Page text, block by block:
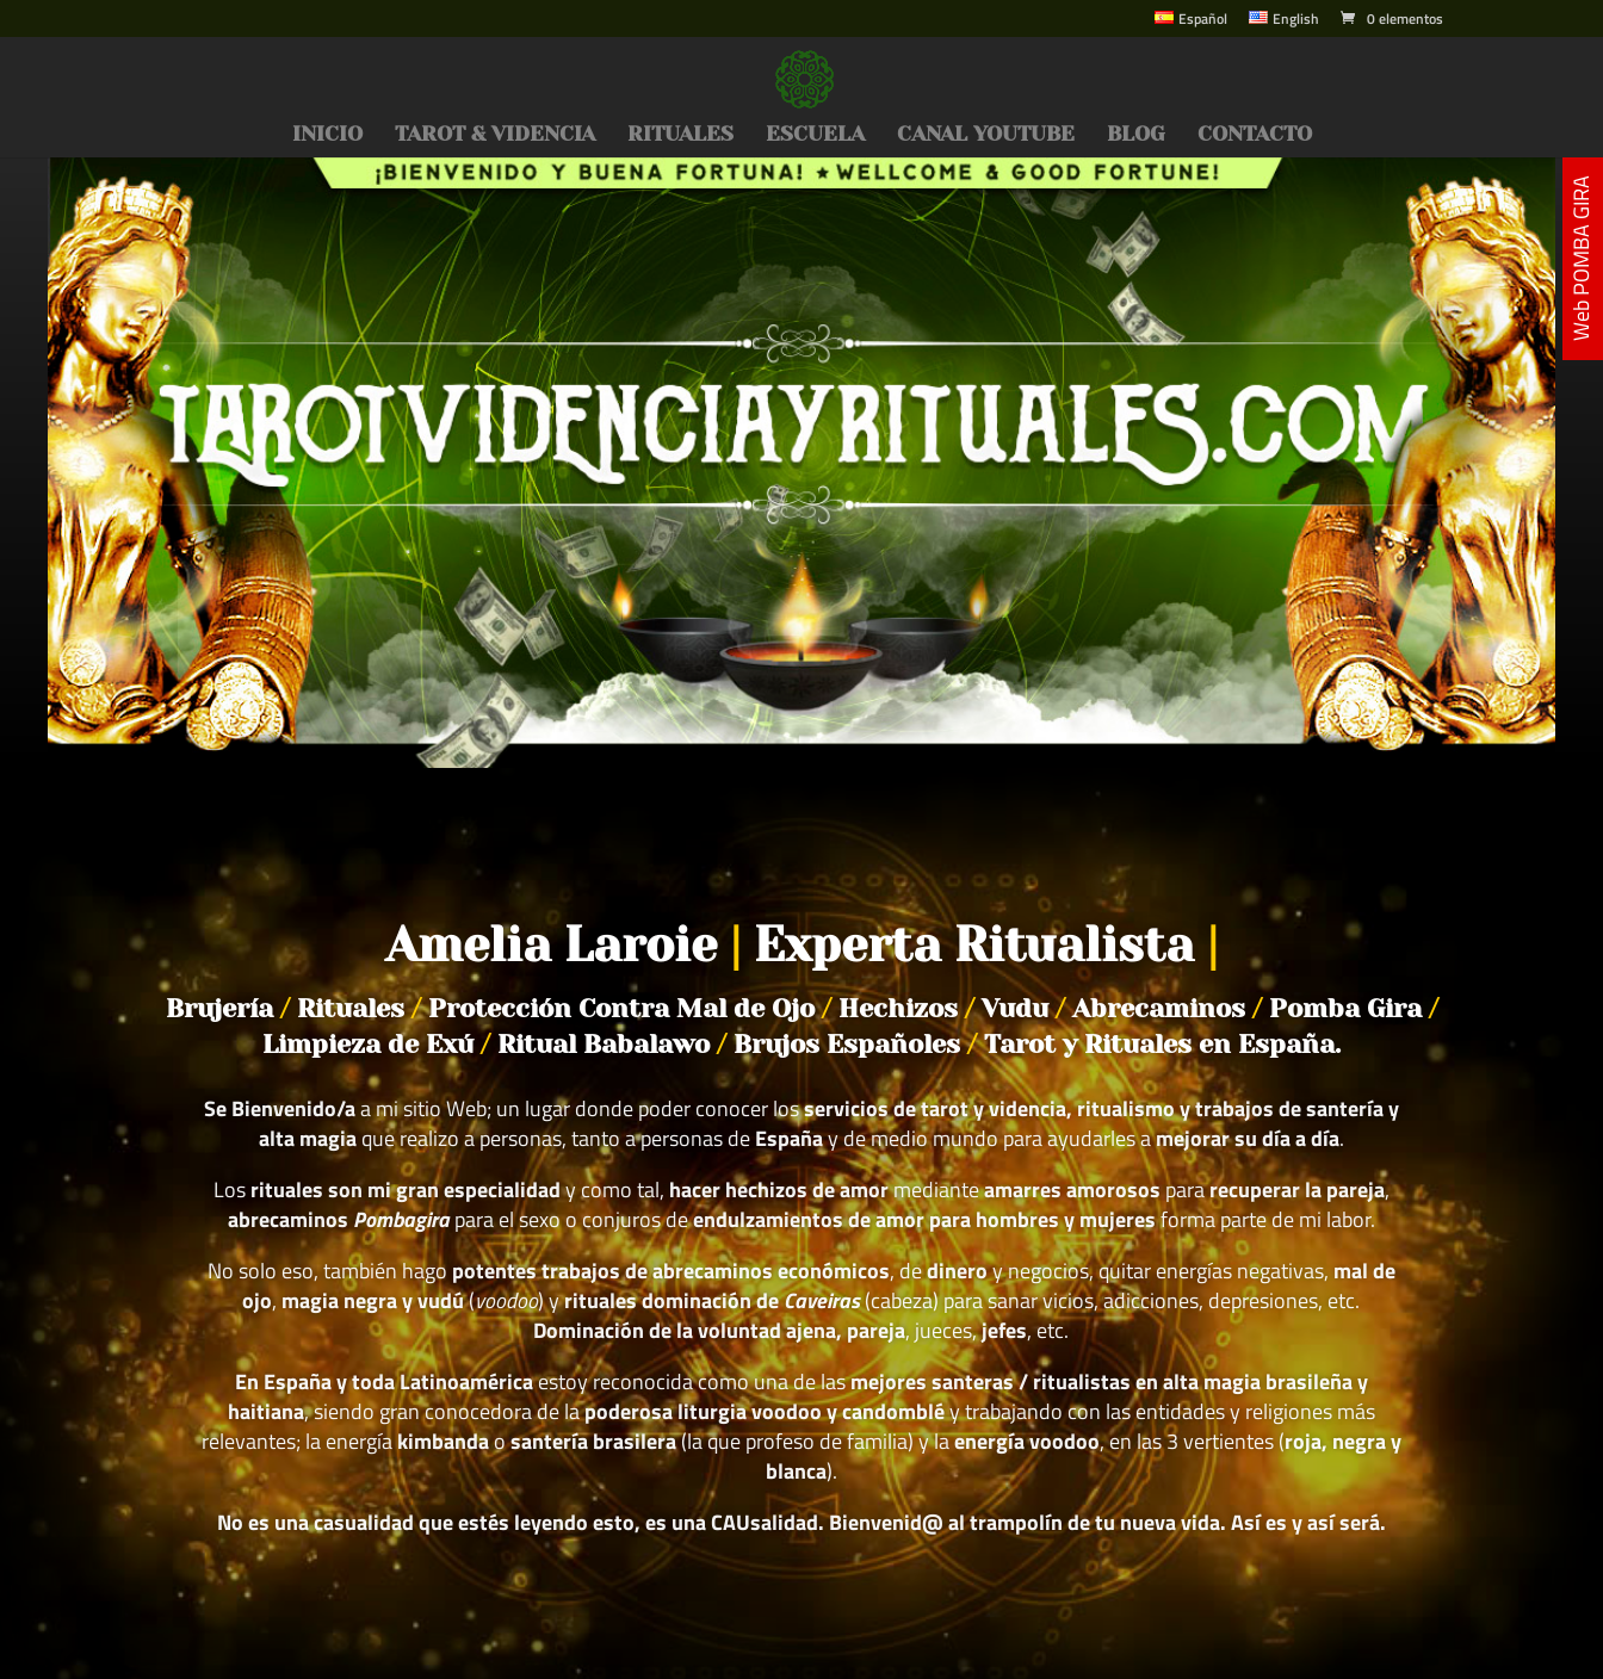
Español English 0 elementos
INICIO TAROT & VIDENCIA RITUALES ESCUELA CANAL YOUTUBE BLOG CONTACTO
Amelia Laroie Experta Ritualista
Brujería /Rituales/Protección Contra Mal de Ojo/Hechizos/Vudu/Abrecaminos /Pomba Gira /
Limpieza de Exú /Ritual Babalawo /Brujos Españoles/Tarot y Rituales en España.
Se Bienvenido/aa mi sitio Web; un lugar donde poder conocer losservicios de tarot y videncia, ritualismo y trabajos de santería y
alta magiaque realizo a personas, tanto a personas deEspañay de medio mundo para ayudarles amejorar su día a día.
Losrituales son mi gran especialidady como tal, hacer hechizos de amormedianteamarres amorosospararecuperar la pareja,
abrecaminos Pombagirapara el sexo o conjuros deendulzamientos de amor para hombres y mujeresforma parte de mi labor.
No solo eso, también hago potentes trabajos de abrecaminos económicos, dedineroy negocios, quitar energías negativas, mal de
ojo, magia negra y vudú(voodoo) yrituales dominación deCaveiras(cabeza) para sanar vicios, adicciones, depresiones, etc.
Dominación de la voluntad ajena, pareja, jueces,jefes, etc.
En España y toda Latinoaméricaestoy reconocida como una de lasmejores santeras / ritualistas en alta magia brasileña y
haitiana, siendo gran conocedora de lapoderosa liturgia voodoo y candombléy trabajando con las entidades y religiones más
relevantes; la energíakimbandaosantería brasilera(la que profeso de familia) y laenergía voodoo, en las 3 vertientes (roja, negra y
blanca).
No es una casualidad que estés leyendo esto, es una CAUsalidad. Bienvenid@ al trampolín de tu nueva vida. Así es y así será.
Web POMBA GIRA